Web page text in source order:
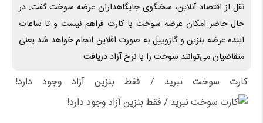
نقل از اقتصاد آنلاین، سخنگوی جایگاهداران عرضه سوخت گفت: در
حال حاضر امکان عرضه سوخت با کارت فراهم نیست و تا ساعات
آینده عرضه بنزین و گازوییل به صورت افلاین انجام خواهد شد یعنی
متقاضیان می‌توانند سوخت را با نرخ آزاد دریافت
کارت سوخت نبرید / فقط بنزین آزاد وجود دارد!